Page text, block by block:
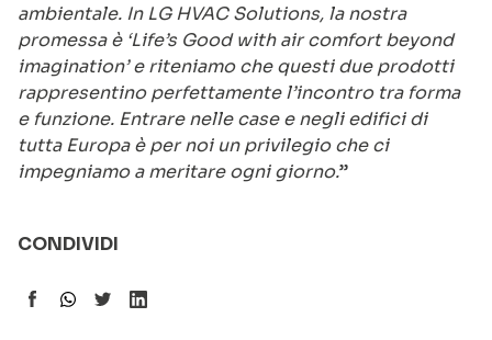
ambientale. In LG HVAC Solutions, la nostra
promessa è ‘Life’s Good with air comfort beyond
imagination’ e riteniamo che questi due prodotti
rappresentino perfettamente l’incontro tra forma
e funzione. Entrare nelle case e negli edifici di
tutta Europa è per noi un privilegio che ci
impegniamo a meritare ogni giorno.”
CONDIVIDI